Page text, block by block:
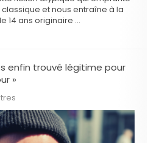
et nous entraîne à la
14 ans originaire …
enfin trouvé légitime pour
»